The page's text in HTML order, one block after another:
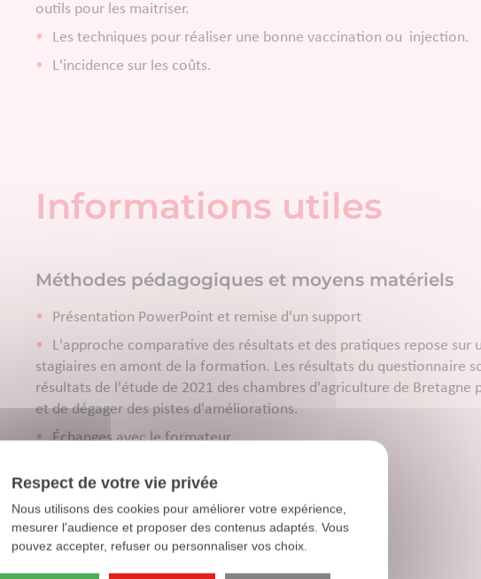
outils pour les maitriser.
Les techniques pour réaliser une bonne vaccination ou injection.
L'incidence sur les coûts.
Informations utiles
Méthodes pédagogiques et moyens matériels
Présentation PowerPoint et remise d'un support
L'approche comparative des résultats et des pratiques repose sur
stagiaires en amont de la formation. Les résultats du questionnaire
résultats de l'étude de 2021 des chambres d'agriculture de
et de dégager des pistes d'améliorations.
Échanges avec le formateur
Méthodes d’évaluation
Questionnement par le formateur
Évaluation des acquis et des savoir-faire
Respect de votre vie privée
Nous utilisons des cookies pour améliorer votre expérience,
mesurer l'audience et proposer des contenus adaptés. Vous
pouvez accepter, refuser ou personnaliser vos choix.